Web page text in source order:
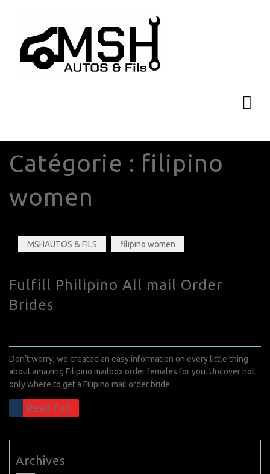
Catégorie : filipino
women
MSHAUTOS & FILS filipino women
Fulfill Philipino All mail Order
Brides
Don’t worry, we created an easy information on every little thing
about amazing Filipino mailbox order females for you. Uncover not
only where to get a Filipino mail order bride
Read Full
Archives